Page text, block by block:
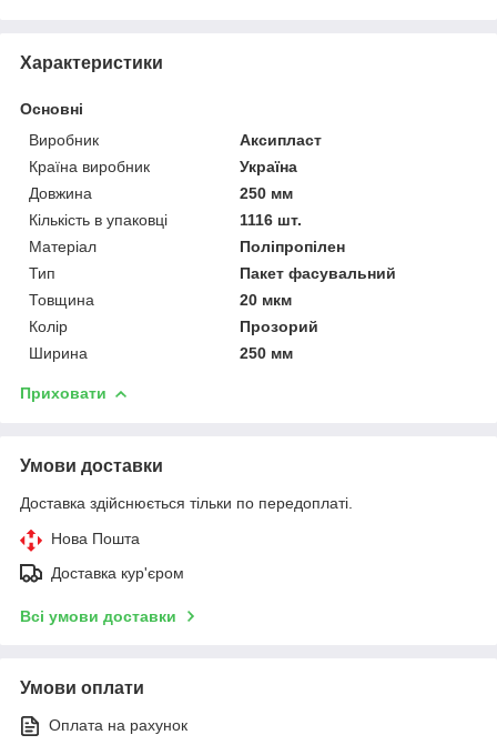
Характеристики
Основні
Виробник
Аксипласт
Країна виробник
Україна
Довжина
250 мм
Кількість в упаковці
1116 шт.
Матеріал
Поліпропілен
Тип
Пакет фасувальний
Товщина
20 мкм
Колір
Прозорий
Ширина
250 мм
Приховати
Умови доставки
Доставка здійснюється тільки по передоплаті.
Нова Пошта
Доставка кур'єром
Всі умови доставки
Умови оплати
Оплата на рахунок